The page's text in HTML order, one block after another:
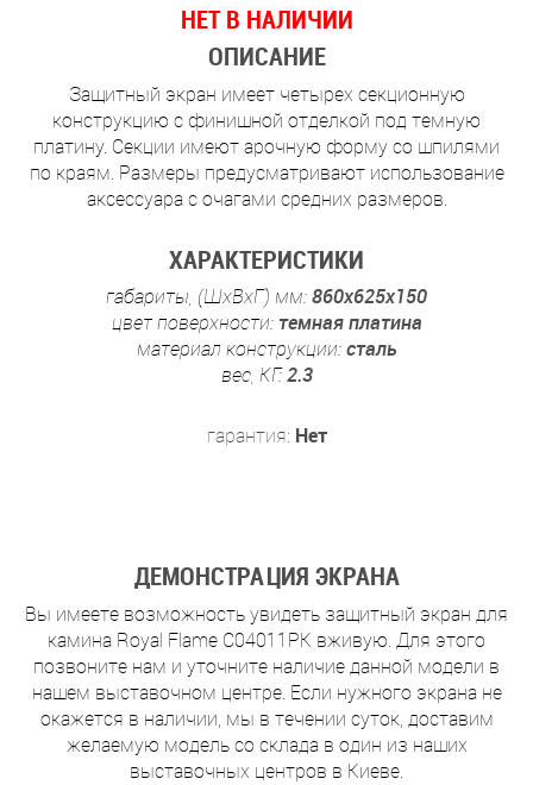
НЕТ В НАЛИЧИИ
ОПИСАНИЕ
Защитный экран имеет четырех секционную
конструкцию с финишной отделкой под темную
платину. Секции имеют арочную форму со шпилями
по краям. Размеры предусматривают использование
аксессуара с очагами средних размеров.
ХАРАКТЕРИСТИКИ
габариты, (ШхВхГ) мм:860х625х150
цвет поверхности: темная платина
материал конструкции:сталь
вес, КГ:2.3
гарантия: Нет
ДЕМОНСТРАЦИЯ ЭКРАНА
Вы имеете возможность увидеть защитный экран для
камина Royal Flame C04011PK вживую. Для этого
позвоните нам и уточните наличие данной модели в
нашем выставочном центре. Если нужного экрана не
окажется в наличии, мы в течении суток, доставим
желаемую модель со склада в один из наших
выставочных центров в Киеве.